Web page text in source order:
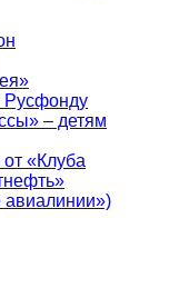
Русфонду
– детям
«Клуба
авиалинии»)